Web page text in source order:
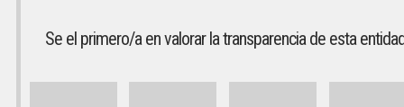
Se el primero/a en valorar la transparencia de esta